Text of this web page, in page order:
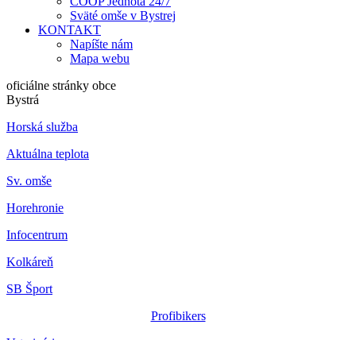
Sväté omše v Bystrej
KONTAKT
Napíšte nám
Mapa webu
oficiálne stránky obce
Bystrá
Horská služba
Aktuálna teplota
Sv. omše
Horehronie
Infocentrum
Kolkáreň
SB Šport
Profibikers